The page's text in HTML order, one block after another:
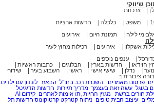
פועלת באופן נחוש
לפעילות עבריינית
לאתר מוקדים
לשמור על ביטחון
שיווקי
צרכנות
משפט כלכלה חדשות ארציות
לילה תמונת היום אירועים
אשקלון אירועים רכילות מחוץ לעיר
ענפים נוספים
הוידאו חדשות בארץ הבלוגים
כתבות ראשיות
נוער נדלן שישי אישי ראשי השבוע בעיר
שידורי
ציבורית ב
פרסום מאמרים השכרת רכב בחו"ל הבאזר לונדון עם ילדים
בגוגל עשה זאת בעצמך מדריך תיירות חדשות הדיגיטל
חורים ברשת מגזין החיות ,תו אימות לאתרים קידום AI
עיצוב הבית טיפים ניתוח קטרקט קרטוקונוס חדשות תל